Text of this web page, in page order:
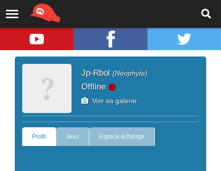
Jp-Rbol (Néophyte)
Offline
Voir sa galerie
Profil Jeux Espace échange